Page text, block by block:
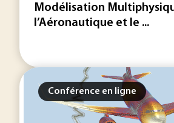
Modélisation
l’Aéronautique et le ...
Conférence en ligne